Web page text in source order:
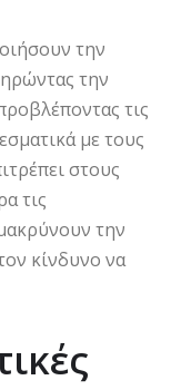
την
την
τις
με τους
στους
τις
την
κίνδυνο να